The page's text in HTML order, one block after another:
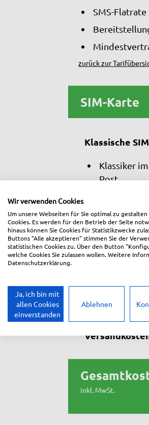
SMS-Flatrate
zurück zur
SIM-Karte
Klassische
Klassiker
Post
inkl. MwSt.
Wir verwenden Cookies
Um unsere Webseiten für Sie optimal zu
Cookies. Es werden für den Betrieb der Seite
hinaus können Sie Cookies für Statistikzwecke
Buttons "Alle akzeptieren" stimmen Sie der
statistischen Cookies zu. Über den Button
welche Cookies Sie zulassen wollen. Weitere
Datenschutzerklärung.
Ja, ich bin mit
allen Cookies
einverstanden
Ablehnen